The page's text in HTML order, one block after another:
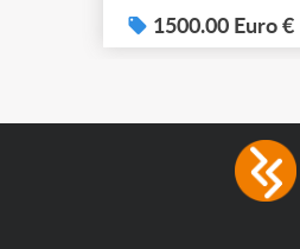
system – seven
LEDs providing
with low power
consumption The
1500.00 Euro €